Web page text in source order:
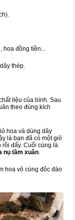
hoa đồng tiền...
thép.
liệu của bình. Sau
theo đúng kích
hoa và dùng dây
là bạn đã có một giỏ
rồi đấy. Cuối cùng là
nụ tầm xuân.
hoa vô cùng độc đáo